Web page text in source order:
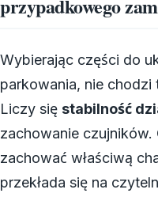
przypadkowego
Wybierając części do
parkowania, nie chodzi
Liczy się stabilność
zachowanie czujników.
zachować właściwą
przekłada się na